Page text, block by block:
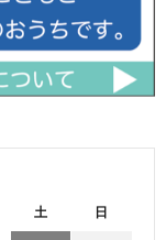
土 日